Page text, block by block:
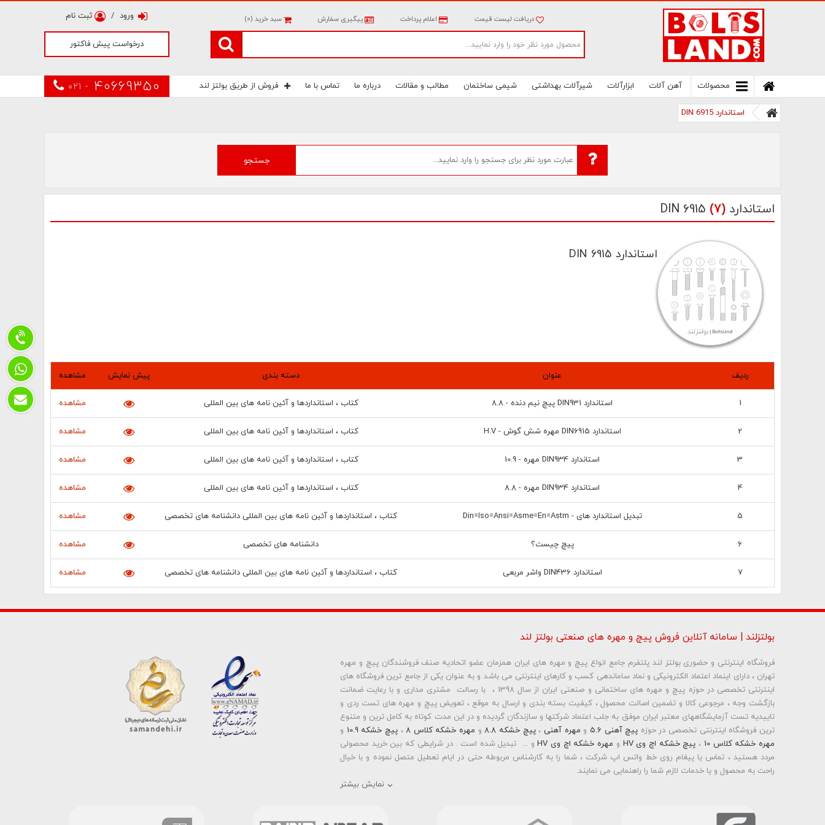
بولتز لند | سرزمین پیچ
دریافت لیست قیمت اعلام پرداخت پیگیری سفارش سبد خرید (0
) ورود / ثبت نام
درخواست پیش فاکتور
محصولات آهن آلات ابزارآلات شیرآلات بهداشتی شیمی ساختمان مطالب و مقالات درباره ما تماس با ما فروش از طریق بولتز لند 021 - 40669350
استاندارد DIN 6915
جستجو
استاندارد DIN 6915 (7)
استاندارد DIN 6915
ردیف عنوان دسته بندی پیش نمایش مشاهده
1 استاندارد DIN931 پیچ نیم دنده - 8.8 کتاب ، استانداردها و آئین نامه های بین المللی مشاهده
2 استاندارد DIN6915 مهره شش گوش - H.V کتاب ، استانداردها و آئین نامه های بین المللی مشاهده
3 استاندارد DIN934 مهره - 10.9 کتاب ، استانداردها و آئین نامه های بین المللی مشاهده
4 استاندارد DIN934 مهره - 8.8 کتاب ، استانداردها و آئین نامه های بین المللی مشاهده
5 تبدیل استاندارد های - Din=iso=ansi=asme=en=astm کتاب ، استانداردها و آئین نامه های بین المللی دانشنامه های تخصصی مشاهده
6 پیچ چیست؟ دانشنامه های تخصصی مشاهده
7 استاندارد DIN436 واشر مربعی کتاب ، استانداردها و آئین نامه های بین المللی دانشنامه های تخصصی مشاهده
بولتزلند | سامانه آنلاین فروش پیچ و مهره های صنعتی بولتز لند
فروشگاه اینترنتی و حضوری بولتز لند پلتفرم جامع انواع پیچ و مهره های ایران همزمان عضو اتحادیه صنف فروشندگان پیچ و مهره
تهران ، دارای اینماد اعتماد الکترونیکی و نماد ساماندهی کسب و کارهای اینترنتی می باشد و به عنوان یکی از جامع ترین فروشگاه های
اینترنتی تخصصی در حوزه پیچ و مهره های ساختمانی و صنعتی ایران از سال 1398 ، با رسالت مشتری مداری و با رعایت ضمانت
بازگشت وجه ، مرجوعی کالا و تضمین اصالت محصول ، کیفیت بسته بندی و ارسال به موقع ، تعویض پیچ و مهره های تست ردی و
تاییدیه تست آزمایشگاههای معتبر ایران موفق به جلب اعتماد شرکتها و سازندگان گردیده و در این مدت کوتاه به کامل ترین و متنوع
ترین فروشگاه اینترنتی تخصصی در حوزه پیچ آهنی 5.6 و مهره آهنی ،پیچ خشکه 8.8 و مهره خشکه کلاس 8 ،پیچ خشکه 10.9
و
مهره خشکه کلاس 10
، پیچ خشکه اچ وی HV و مهره خشکه اچ وی HV
و ... تبدیل شده است . در شرایطی که بین خرید محصولی
مردد هستید ، تماس یا پیغام روی خط واتس اپ شرکت ، شما را به کارشناس مربوطه حتی در ایام تعطیل متصل نموده و با خیال
راحت به محصول و یا خدمات لازم شما را راهنمایی می نمایند.
پیچ کناف
و
اینترنتی و عرضه خدمات به قیمت روز و رقابتی به مشتریان محترم می باشد . در فروشگاه اینترنتی و حضوری رابین ابزار شما مشتری
نمایش بیشتر